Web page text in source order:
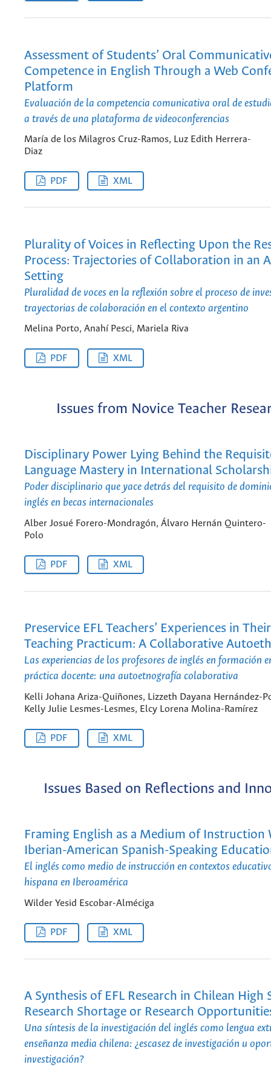
Assessment of Students’ Oral
Competence in English Through a Web
Platform
Evaluación de la competencia comunicativa oral de
a través de una plataforma de videoconferencias
María de los Milagros Cruz-Ramos, Luz Edith Herrera-
Diaz
PDF XML
Plurality of Voices in Reflecting Upon the
Process: Trajectories of Collaboration in an
Setting
Pluralidad de voces en la reflexión sobre el proceso de
trayectorias de colaboración en el contexto argentino
Melina Porto, Anahí Pesci, Mariela Riva
PDF XML
Issues from Novice Teacher
Disciplinary Power Lying Behind the
Language Mastery in International
Poder disciplinario que yace detrás del requisito de
inglés en becas internacionales
Alber Josué Forero-Mondragón, Álvaro Hernán Quintero-
Polo
PDF XML
Preservice EFL Teachers’ Experiences in
Teaching Practicum: A Collaborative
Las experiencias de los profesores de inglés en formación
práctica docente: una autoetnografía colaborativa
Kelli Johana Ariza-Quiñones, Lizzeth Dayana Hernández-
Kelly Julie Lesmes-Lesmes, Elcy Lorena Molina-Ramírez
PDF XML
Issues Based on Reflections and
Framing English as a Medium of Instruction
Iberian-American Spanish-Speaking
El inglés como medio de instrucción en contextos
hispana en Iberoamérica
Wilder Yesid Escobar-Alméciga
PDF XML
A Synthesis of EFL Research in Chilean High
Research Shortage or Research
Una síntesis de la investigación del inglés como lengua
enseñanza media chilena: ¿escasez de investigación u
investigación?